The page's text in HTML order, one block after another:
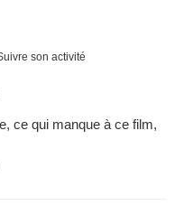
son activité
ce qui manque à ce film,